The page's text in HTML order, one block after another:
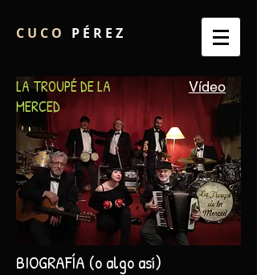
C U C O P É R E Z
LA TROUPÉ DE LA
MERCED
Vídeo
BIOGRAFÍA (o algo así)